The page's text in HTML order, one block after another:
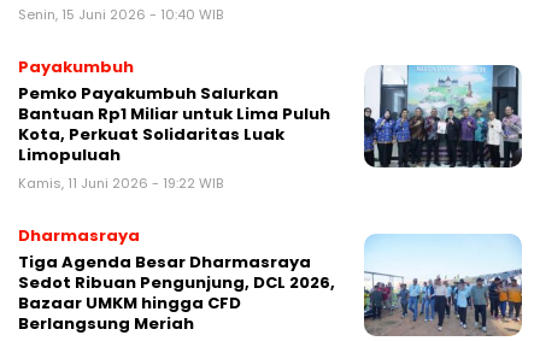
Senin, 15 Juni 2026 - 10:40 WIB
Payakumbuh
Pemko Payakumbuh Salurkan
Bantuan Rp1 Miliar untuk Lima Puluh
Kota, Perkuat Solidaritas Luak
Limopuluah
Kamis, 11 Juni 2026 - 19:22 WIB
Dharmasraya
Tiga Agenda Besar Dharmasraya
Sedot Ribuan Pengunjung, DCL 2026,
Bazaar UMKM hingga CFD
Berlangsung Meriah